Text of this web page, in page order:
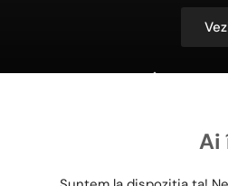
Ai